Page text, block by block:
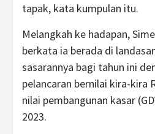
tapak, kata kumpulan itu.
Melangkah ke hadapan,
berkata ia berada di
sasarannya bagi tahun ini
pelancaran bernilai kira-kira
nilai pembangunan kasar
2023.